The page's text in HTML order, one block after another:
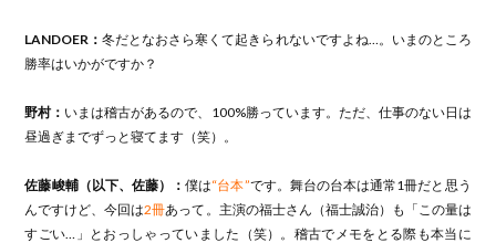
LANDOER：冬だとなおさら寒くて起きられないですよね…。いまのところ
勝率はいかがですか？
野村： いまは稽古があるので、100%勝っています。ただ、仕事のない日は
昼過ぎまでずっと寝てます（笑）。
佐藤峻輔（以下、佐藤）：僕は“台本”です。舞台の台本は通常1冊だと思う
んですけど、今回は2冊あって。主演の福士さん（福士誠治）も「この量は
すごい…」とおっしゃっていました（笑）。稽古でメモをとる際も本当に